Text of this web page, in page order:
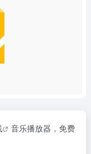
音乐播放器，免费